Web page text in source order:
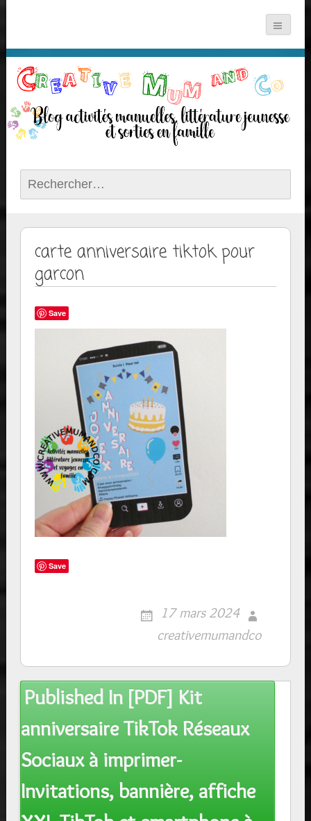
Rechercher :
carte anniversaire tiktok pour
garcon
Save
Save
17 mars 2024
creativemumandco
Post
navigation
Published In [PDF] Kit
anniversaire TikTok Réseaux
Sociaux à imprimer-
Invitations, bannière, affiche